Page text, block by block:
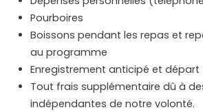
Pourboires
Boissons pendant les repas et
au programme
Enregistrement anticipé et
Tout frais supplémentaire dû à
indépendantes de notre volonté.